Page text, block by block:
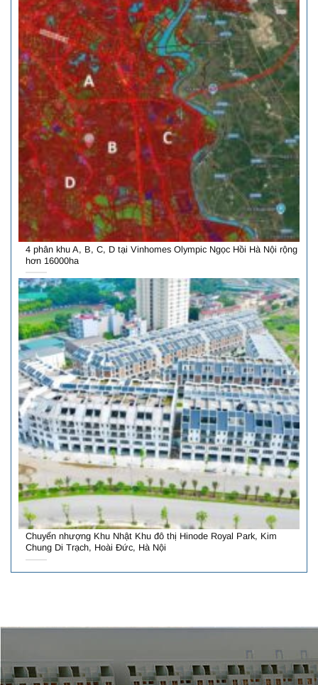
4 phân khu A, B, C, D tại Vinhomes Olympic Ngọc Hồi Hà Nội rộng
hơn 16000ha
Chuyển nhượng Khu Nhật Khu đô thị Hinode Royal Park, Kim
Chung Di Trạch, Hoài Đức, Hà Nội